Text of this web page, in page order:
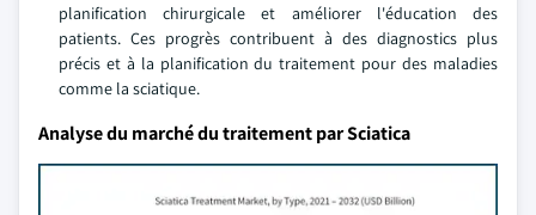
planification chirurgicale et améliorer l'éducation des
patients. Ces progrès contribuent à des diagnostics plus
précis et à la planification du traitement pour des maladies
comme la sciatique.
Analyse du marché du traitement par Sciatica